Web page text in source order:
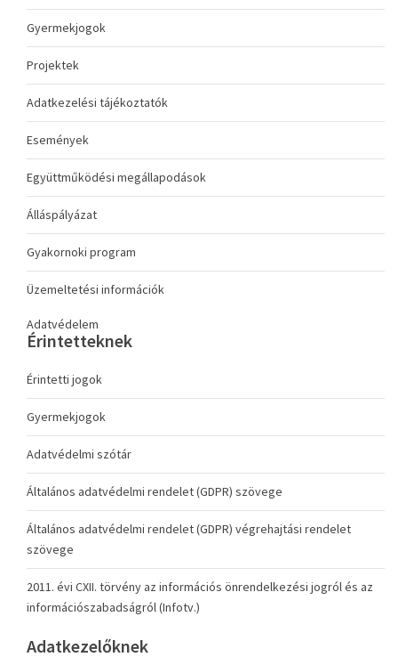
Gyermekjogok
Projektek
Adatkezelési tájékoztatók
Események
Együttműködési megállapodások
Álláspályázat
Gyakornoki program
Üzemeltetési információk
Adatvédelem
Érintetteknek
Érintetti jogok
Gyermekjogok
Adatvédelmi szótár
Általános adatvédelmi rendelet (GDPR) szövege
Általános adatvédelmi rendelet (GDPR) végrehajtási rendelet
szövege
2011. évi CXII. törvény az információs önrendelkezési jogról és az
információszabadságról (Infotv.)
Adatkezelőknek